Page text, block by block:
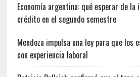
Economía argentina: qué esperar de
crédito en el segundo semestre
Mendoza impulsa una ley para que los
con experiencia laboral